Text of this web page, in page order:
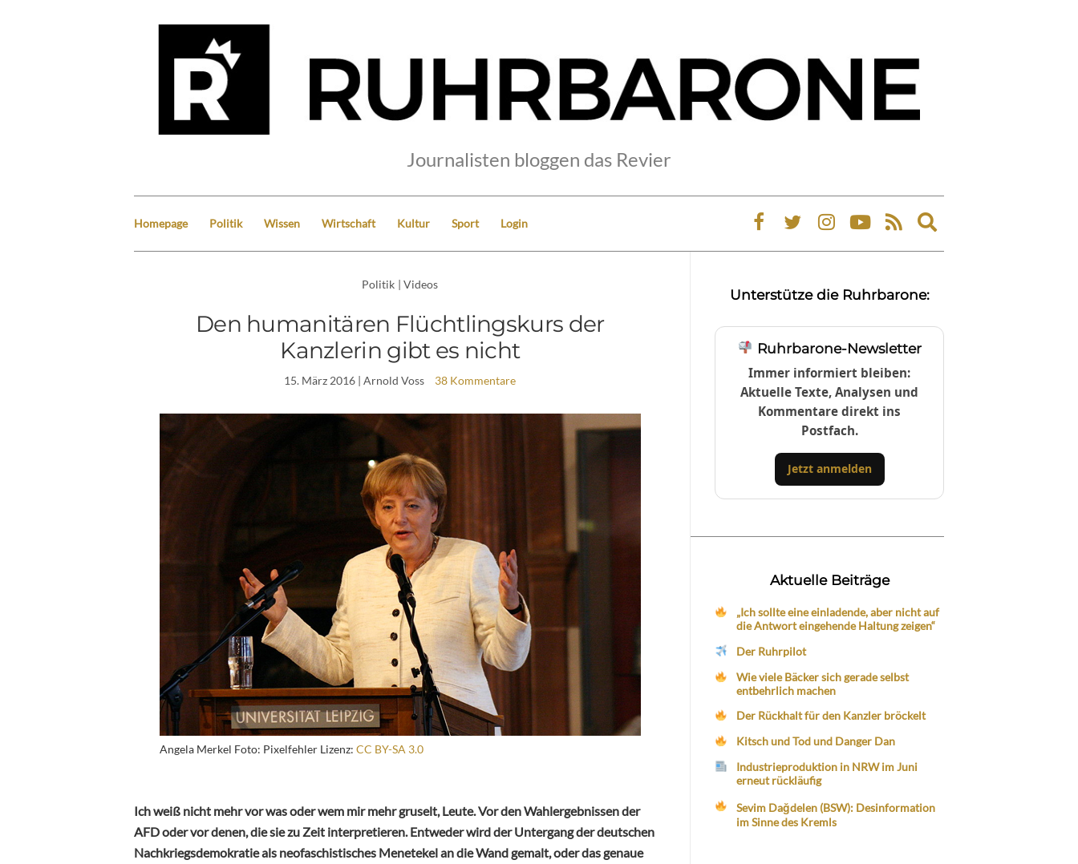
Journalisten bloggen das Revier
Homepage Politik Wissen Wirtschaft Kultur Sport Login
Expand
search
Politik | Videos
Den humanitären Flüchtlingskurs der
Kanzlerin gibt es nicht
15. März 2016 | Arnold Voss 38 Kommentare
Angela Merkel Foto: Pixelfehler Lizenz: CC BY-SA 3.0
Ich weiß nicht mehr vor was oder wem mir mehr gruselt, Leute. Vor den Wahlergebnissen der
AFD oder vor denen, die sie zu Zeit interpretieren. Entweder wird der Untergang der deutschen
Nachkriegsdemokratie als neofaschistisches Menetekel an die Wand gemalt, oder das genaue
Unterstütze die Ruhrbarone:
Ruhrbarone-Newsletter
Immer informiert bleiben:
Aktuelle Texte, Analysen und
Kommentare direkt ins
Postfach.
Jetzt anmelden
Aktuelle Beiträge
„Ich sollte eine einladende, aber nicht auf
die Antwort eingehende Haltung zeigen“
Der Ruhrpilot
Wie viele Bäcker sich gerade selbst
entbehrlich machen
Der Rückhalt für den Kanzler bröckelt
Kitsch und Tod und Danger Dan
Industrieproduktion in NRW im Juni
erneut rückläufig
Sevim Dağdelen (BSW): Desinformation
im Sinne des Kremls